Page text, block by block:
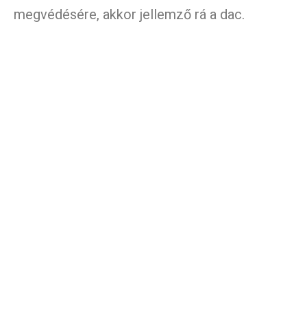
megvédésére, akkor jellemző rá a dac.